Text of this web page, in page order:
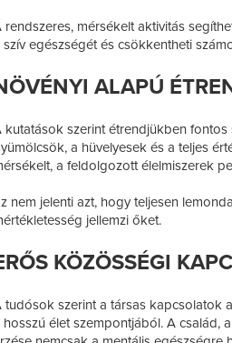
rendszeres, mérsékelt aktivitás
szív egészségét és csökkentheti
ALAPÚ
kutatások szerint étrendjükben
a hüvelyesek és a teljes
a feldolgozott élelmiszerek
nem jelenti azt, hogy teljesen
jellemzi őket.
KÖZÖSSÉGI
tudósok szerint a társas kapcsolatok
hosszú élet szempontjából. A család,